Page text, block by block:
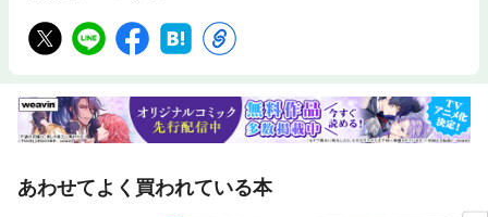
あわせてよく買われている本